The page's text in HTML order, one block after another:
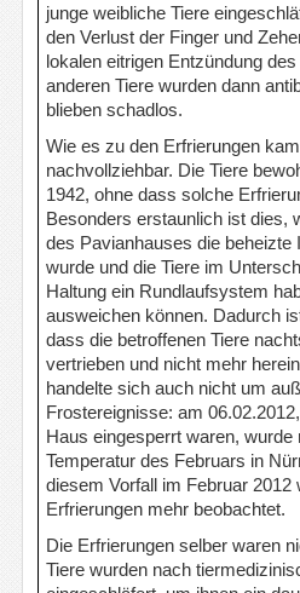
junge weibliche Tiere
den Verlust der Finger und
lokalen eitrigen Entzündung
anderen Tiere wurden dann
blieben schadlos.
Wie es zu den Erfrierungen
nachvollziehbar. Die Tiere
1942, ohne dass solche
Besonders erstaunlich ist dies,
des Pavianhauses die beheizte
wurde und die Tiere im
Haltung ein Rundlaufsystem
ausweichen können. Dadurch
dass die betroffenen Tiere
vertrieben und nicht mehr
handelte sich auch nicht um
Frostereignisse: am
Haus eingesperrt waren, wurde
Temperatur des Februars in
diesem Vorfall im Februar 2012
Erfrierungen mehr beobachtet.
Die Erfrierungen selber waren
Tiere wurden nach